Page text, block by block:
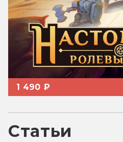
1 490 ₽
Статьи